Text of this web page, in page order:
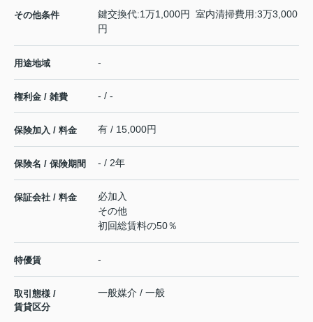
その他条件
鍵交換代:1万1,000円 室内清掃費用:3万3,000
円
用途地域 -
権利金 / 雑費 - / -
保険加入 / 料金 有 / 15,000円
保険名 / 保険期間 - / 2年
保証会社 / 料金
必加入
その他
初回総賃料の50％
特優賃 -
取引態様 /
賃貸区分
一般媒介 / 一般